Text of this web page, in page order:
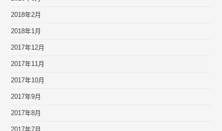
2018年2月
2018年1月
2017年12月
2017年11月
2017年10月
2017年9月
2017年8月
2017年7月